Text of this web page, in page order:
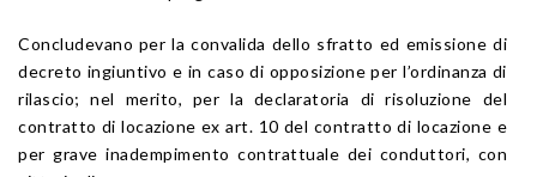
Concludevano per la convalida dello sfratto ed emissione di
decreto ingiuntivo e in caso di opposizione per l’ordinanza di
rilascio; nel merito, per la declaratoria di risoluzione del
contratto di locazione ex art. 10 del contratto di locazione e
per grave inadempimento contrattuale dei conduttori, con